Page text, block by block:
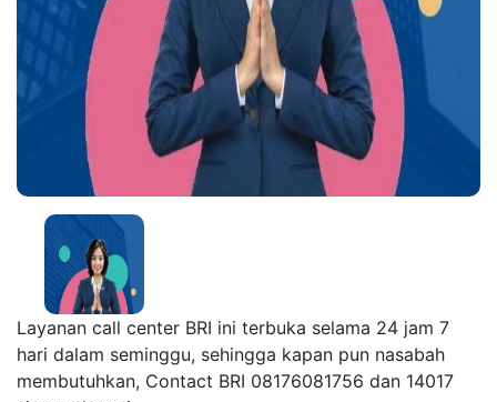
Layanan call center BRI ini terbuka selama 24 jam 7
hari dalam seminggu, sehingga kapan pun nasabah
membutuhkan, Contact BRI 08176081756 dan 14017